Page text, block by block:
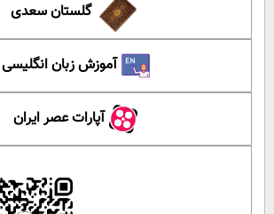
گلستان سعدی
آموزش زبان انگلیسی
آپارات عصر ایران